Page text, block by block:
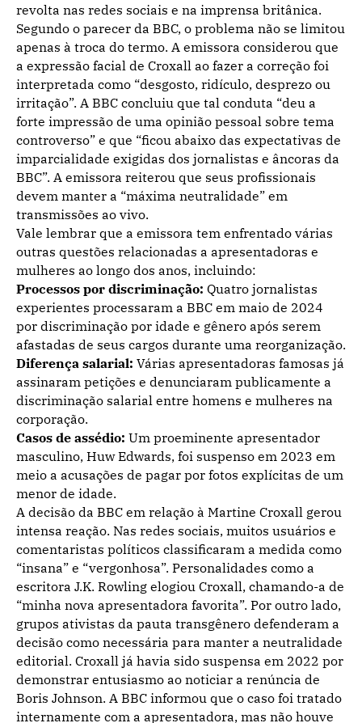
revolta nas redes sociais e na imprensa britânica.
Segundo o parecer da BBC, o problema não se limitou
apenas à troca do termo. A emissora considerou que
a expressão facial de Croxall ao fazer a correção foi
interpretada como “desgosto, ridículo, desprezo ou
irritação”. A BBC concluiu que tal conduta “deu a
forte impressão de uma opinião pessoal sobre tema
controverso” e que “ficou abaixo das expectativas de
imparcialidade exigidas dos jornalistas e âncoras da
BBC”. A emissora reiterou que seus profissionais
devem manter a “máxima neutralidade” em
transmissões ao vivo.
Vale lembrar que a emissora tem enfrentado várias
outras questões relacionadas a apresentadoras e
mulheres ao longo dos anos, incluindo:
Processos por discriminação: Quatro jornalistas
experientes processaram a BBC em maio de 2024
por discriminação por idade e gênero após serem
afastadas de seus cargos durante uma reorganização.
Diferença salarial: Várias apresentadoras famosas já
assinaram petições e denunciaram publicamente a
discriminação salarial entre homens e mulheres na
corporação.
Casos de assédio: Um proeminente apresentador
masculino, Huw Edwards, foi suspenso em 2023 em
meio a acusações de pagar por fotos explícitas de um
menor de idade.
A decisão da BBC em relação à Martine Croxall gerou
intensa reação. Nas redes sociais, muitos usuários e
comentaristas políticos classificaram a medida como
“insana” e “vergonhosa”. Personalidades como a
escritora J.K. Rowling elogiou Croxall, chamando-a de
“minha nova apresentadora favorita”. Por outro lado,
grupos ativistas da pauta transgênero defenderam a
decisão como necessária para manter a neutralidade
editorial. Croxall já havia sido suspensa em 2022 por
demonstrar entusiasmo ao noticiar a renúncia de
Boris Johnson. A BBC informou que o caso foi tratado
internamente com a apresentadora, mas não houve